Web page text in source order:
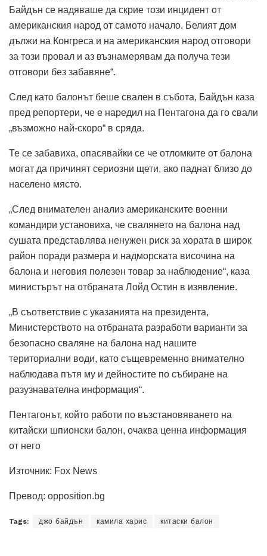
Байдън се надяваше да скрие този инцидент от
американския народ от самото начало. Белият дом
дължи на Конгреса и на американския народ отговори
за този провал и аз възнамерявам да получа тези
отговори без забавяне“.
След като балонът беше свален в събота, Байдън каза
пред репортери, че е наредил на Пентагона да го свали
„възможно най-скоро“ в сряда.
Те се забавиха, опасявайки се че отломките от балона
могат да причинят сериозни щети, ако паднат близо до
населено място.
„След внимателен анализ американските военни
командири установиха, че свалянето на балона над
сушата представлява ненужен риск за хората в широк
район поради размера и надморската височина на
балона и неговия полезен товар за наблюдение“, каза
министърът на отбраната Лойд Остин в изявление.
„В съответствие с указанията на президента,
Министерството на отбраната разработи варианти за
безопасно сваляне на балона над нашите
териториални води, като същевременно внимателно
наблюдава пътя му и дейностите по събиране на
разузнавателна информация“.
Пентагонът, който работи по възстановяването на
китайски шпионски балон, очаква ценна информация
от него
Източник: Fox News
Превод: opposition.bg
Tags: джо байдън камила харис китаски балон